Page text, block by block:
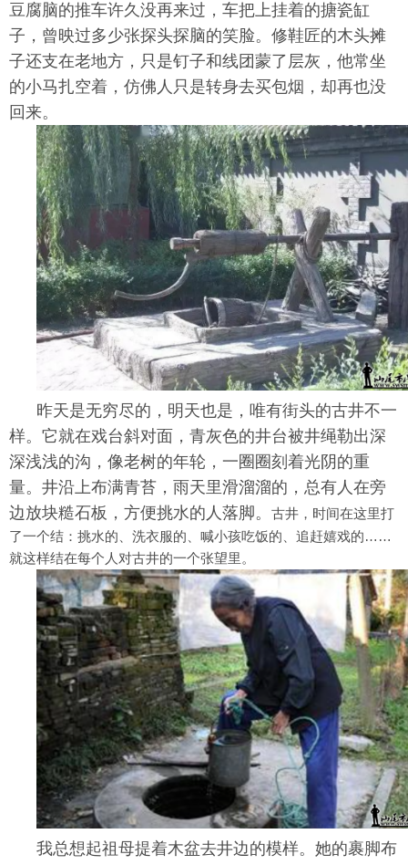
豆腐脑的推车许久没再来过，车把上挂着的搪瓷缸
子，曾映过多少张探头探脑的笑脸。修鞋匠的木头摊
子还支在老地方，只是钉子和线团蒙了层灰，他常坐
的小马扎空着，仿佛人只是转身去买包烟，却再也没
回来。
昨天是无穷尽的，明天也是，唯有街头的古井不一
样。它就在戏台斜对面，青灰色的井台被井绳勒出深
深浅浅的沟，像老树的年轮，一圈圈刻着光阴的重
量。井沿上布满青苔，雨天里滑溜溜的，总有人在旁
边放块糙石板，方便挑水的人落脚。 古井，时间在这里打
了一个结：挑水的、洗衣服的、喊小孩吃饭的、追赶嬉戏的……
就这样结在每个人对古井的一个张望里。
我总想起祖母提着木盆去井边的模样。她的裹脚布